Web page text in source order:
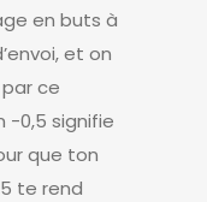
en buts à
et on
ce
-0,5 signifie
que ton
te rend